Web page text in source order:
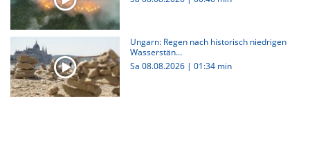
Ungarn: Regen nach historisch niedrigen
Wasserstän...
Sa 08.08.2026 | 01:34 min